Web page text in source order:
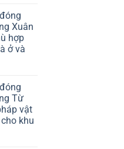
Xuân
hợp
ở và
Từ
vật
khu